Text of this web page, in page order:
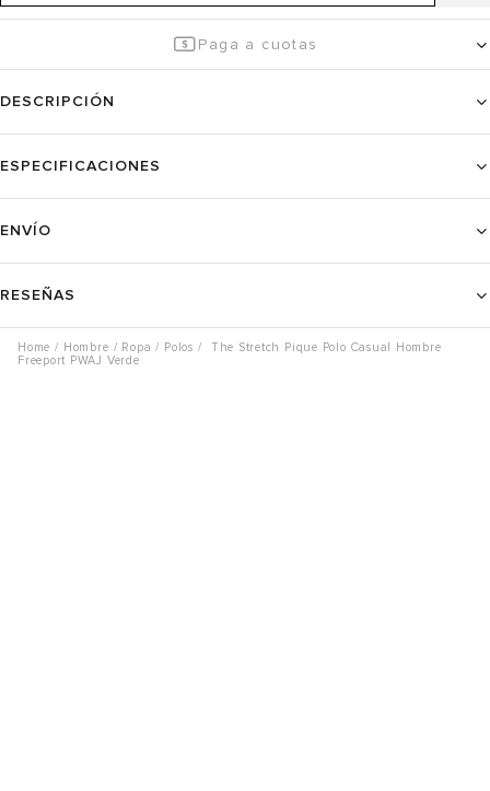
Paga a cuotas
DESCRIPCIÓN
ESPECIFICACIONES
ENVÍO
RESEÑAS
Hombre Ropa Polos
The Stretch Pique Polo Casual Hombre
Freeport PWAJ Verde